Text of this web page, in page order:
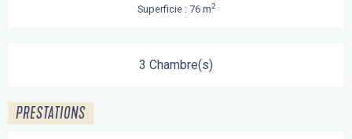
Superficie : 76 m2
3 Chambre(s)
PRESTATIONS